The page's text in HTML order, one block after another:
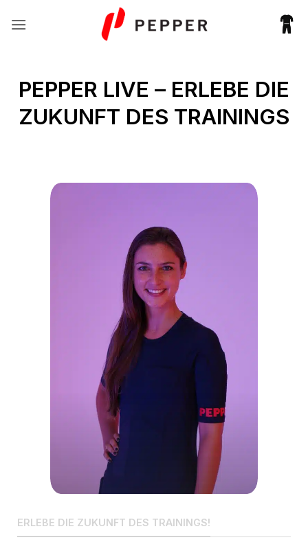
Inhalt
PEPPER LIVE – ERLEBE DIE
ZUKUNFT DES TRAININGS
ERLEBE DIE ZUKUNFT DES TRAININGS!